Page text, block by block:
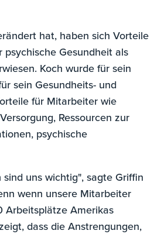
hat, haben sich Vorteile
psychische Gesundheit als
Koch wurde für sein
sein Gesundheits- und
für Mitarbeiter wie
Ressourcen zur
psychische
uns wichtig", sagte Griffin
wenn unsere Mitarbeiter
Arbeitsplätze Amerikas
dass die Anstrengungen,